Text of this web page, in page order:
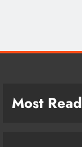
Most Read